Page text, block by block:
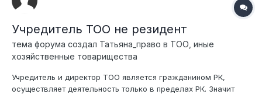
Учредитель ТОО не резидент
тема форума создал Татьяна_право в ТОО, иные
хозяйственные товарищества
Учредитель и директор ТОО является гражданином РК,
осуществляет деятельность только в пределах РК. Значит